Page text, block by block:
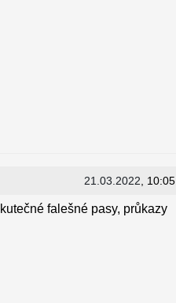
21.03.2022 , 10:05
falešné pasy, průkazy